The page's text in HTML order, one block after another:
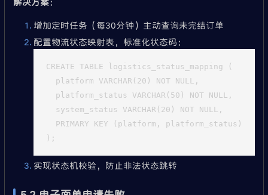
增加定时任务（每30分钟）主动查询未完结订单
配置物流状态映射表，标准化状态码：
CREATE TABLE logistics_status_mapping (
  platform VARCHAR(20) NOT NULL,
  platform_status VARCHAR(50) NOT NULL,
  system_status VARCHAR(20) NOT NULL,
  PRIMARY KEY (platform, platform_status)
实现状态机校验，防止非法状态跳转